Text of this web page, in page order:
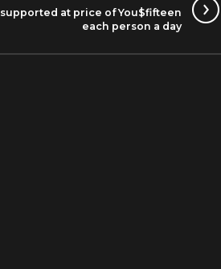
at price of You$fifteen
each person a day